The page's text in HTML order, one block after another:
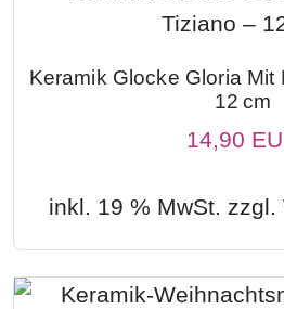
Keramik Glocke Gloria Mit
12 Cm
14,90
inkl. 19 % MwSt. zzgl.